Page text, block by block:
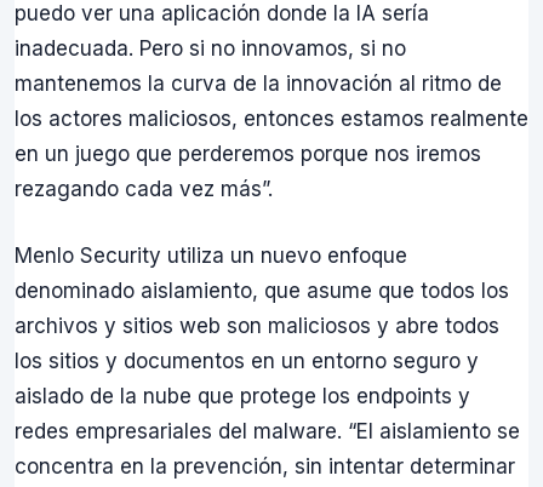
puedo ver una aplicación donde la IA sería
inadecuada. Pero si no innovamos, si no
mantenemos la curva de la innovación al ritmo de
los actores maliciosos, entonces estamos realmente
en un juego que perderemos porque nos iremos
rezagando cada vez más”.
Menlo Security utiliza un nuevo enfoque
denominado aislamiento, que asume que todos los
archivos y sitios web son maliciosos y abre todos
los sitios y documentos en un entorno seguro y
aislado de la nube que protege los endpoints y
redes empresariales del malware. “El aislamiento se
concentra en la prevención, sin intentar determinar